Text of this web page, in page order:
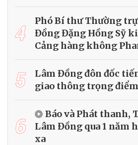
4
Phó Bí thư Thường
Đồng Đặng Hồng Sỹ
Cảng hàng không
5
Lâm Đồng đôn đốc
giao thông trọng điểm
6
Báo và Phát thanh,
Lâm Đồng qua 1 năm
xa